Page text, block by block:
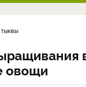
овощи